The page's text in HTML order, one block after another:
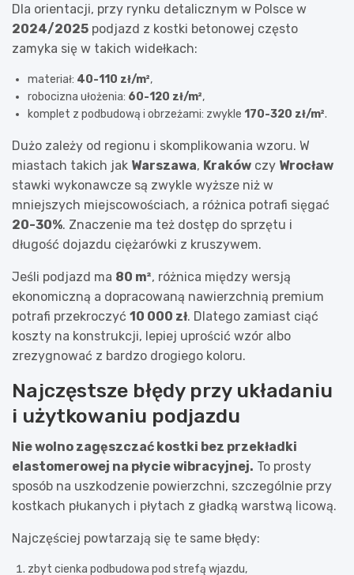
Dla orientacji, przy rynku detalicznym w Polsce w
2024/2025 podjazd z kostki betonowej często
zamyka się w takich widełkach:
materiał: 40-110 zł/m²,
robocizna ułożenia: 60-120 zł/m²,
komplet z podbudową i obrzeżami: zwykle 170-320 zł/m².
Dużo zależy od regionu i skomplikowania wzoru. W
miastach takich jak Warszawa, Kraków czy Wrocław
stawki wykonawcze są zwykle wyższe niż w
mniejszych miejscowościach, a różnica potrafi sięgać
20-30%. Znaczenie ma też dostęp do sprzętu i
długość dojazdu ciężarówki z kruszywem.
Jeśli podjazd ma 80 m², różnica między wersją
ekonomiczną a dopracowaną nawierzchnią premium
potrafi przekroczyć 10 000 zł. Dlatego zamiast ciąć
koszty na konstrukcji, lepiej uprościć wzór albo
zrezygnować z bardzo drogiego koloru.
Najczęstsze błędy przy układaniu
i użytkowaniu podjazdu
Nie wolno zagęszczać kostki bez przekładki
elastomerowej na płycie wibracyjnej. To prosty
sposób na uszkodzenie powierzchni, szczególnie przy
kostkach płukanych i płytach z gładką warstwą licową.
Najczęściej powtarzają się te same błędy:
zbyt cienka podbudowa pod strefą wjazdu,